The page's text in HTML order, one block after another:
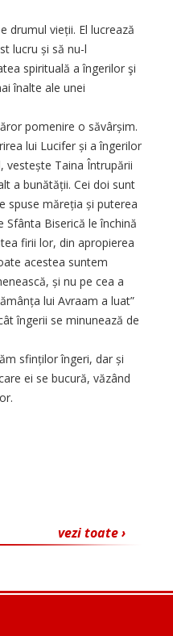
drumul vieții. El lucrează
lucru și să nu-l
spirituală a îngerilor şi
înalte ale unei
pomenire o săvârșim.
lui Lucifer și a îngerilor
vestește Taina Întrupării
a bună­tății. Cei doi sunt
spuse măreția și puterea
Sfânta Biserică le închină
firii lor, din apropierea
acestea suntem
și nu pe cea a
lui Avraam a luat”
îngerii se minunează de
sfinților îngeri, dar și
ei se bucură, văzând
vezi toate ›